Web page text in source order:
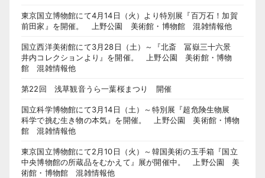
東京国立博物館にて4月14日（火）より特別展『百万石！加賀
前田家』を開催。 上野公園 美術館・博物館 混雑情報他
国立西洋美術館にて3月28日（土）～『北斎 冨嶽三十六景
井内コレクションより』を開催。 上野公園 美術館・博物
館 混雑情報他
第22回 浅草観音うら一葉桜まつり 開催
国立科学博物館にて3月14日（土）～特別展『超危険生物展
科学で挑む生き物の本気』を開催。 上野公園 美術館・博物
館 混雑情報他
東京国立博物館にて2月10日（火）～韓国美術の玉手箱『国立
中央博物館の所蔵品をむかえて』展が開催中。 上野公園 美
術館・博物館 混雑情報他